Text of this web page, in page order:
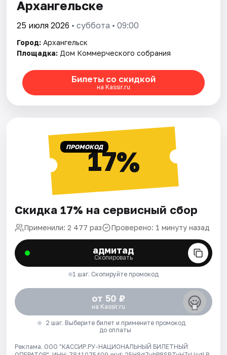
Архангельске
25 июля 2026 • суббота • 09:00
Город: Архангельск
Площадка: Дом Коммерческого собрания
Билеты со скидкой
на Kassir.ru
ПРОМОКОД17%
Скидка 17% на сервисный сбор
Применили: 2 477 раз Проверено: 1 минуту назад
адмитад
Скопировать
1 шаг. Скопируйте промокод
от 50 ₽
на Kassir.ru
2 шаг. Выберите билет и примените промокод
до оплаты
Реклама. ООО "КАССИР.РУ-НАЦИОНАЛЬНЫЙ БИЛЕТНЫЙ